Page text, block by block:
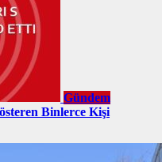
Gündem
Binlerce Kişi